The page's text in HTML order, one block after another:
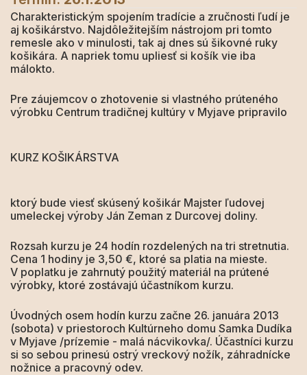
Charakteristickým spojením tradície a zručnosti ľudí je
aj košikárstvo. Najdôležitejším nástrojom pri tomto
remesle ako v minulosti, tak aj dnes sú šikovné ruky
košikára. A napriek tomu upliesť si košík vie iba
málokto.
Pre záujemcov o zhotovenie si vlastného prúteného
výrobku Centrum tradičnej kultúry v Myjave pripravilo
KURZ KOŠIKÁRSTVA
ktorý bude viesť skúsený košikár Majster ľudovej
umeleckej výroby Ján Zeman z Durcovej doliny.
Rozsah kurzu je 24 hodín rozdelených na tri stretnutia.
Cena 1 hodiny je 3,50 €, ktoré sa platia na mieste.
V poplatku je zahrnutý použitý materiál na prútené
výrobky, ktoré zostávajú účastníkom kurzu.
Úvodných osem hodín kurzu začne 26. januára 2013
(sobota) v priestoroch Kultúrneho domu Samka Dudíka
v Myjave /prízemie - malá nácvikovka/. Účastníci kurzu
si so sebou prinesú ostrý vreckový nožík, záhradnícke
nožnice a pracovný odev.